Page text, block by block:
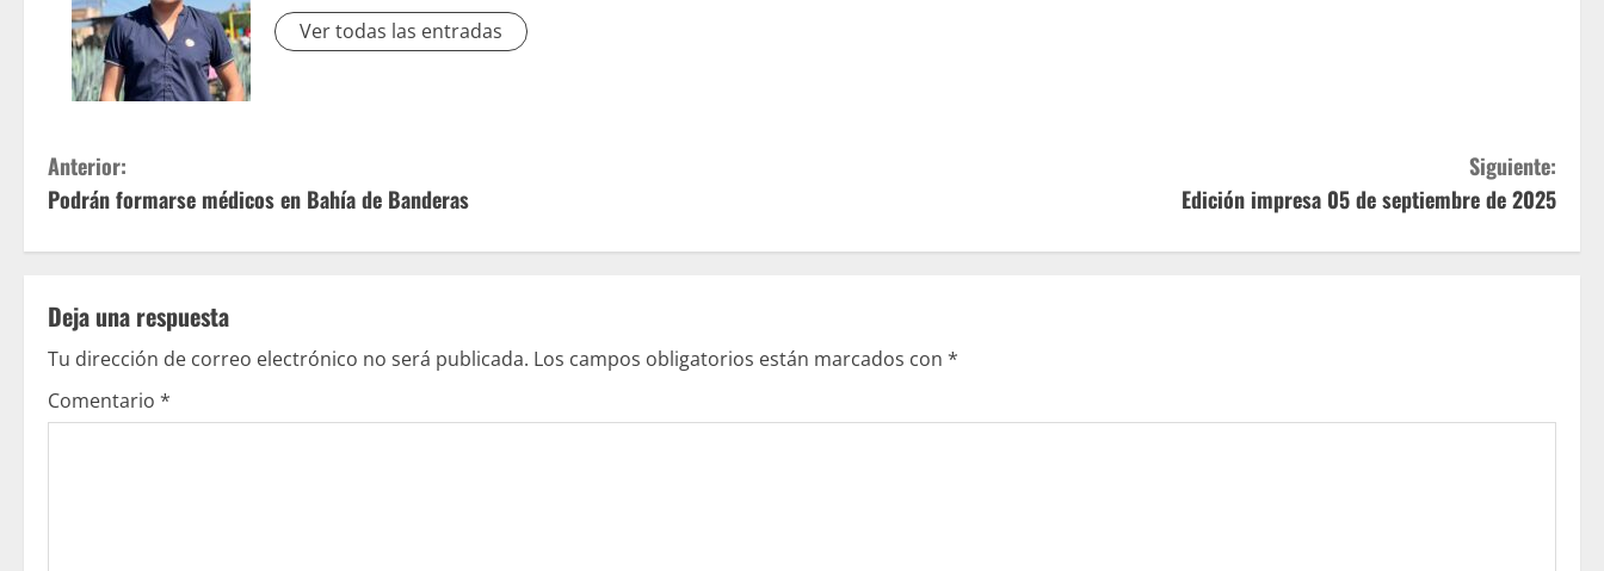
Ver todas las entradas
S
i
g
u
e
l
Anterior:
Podrán formarse médicos en Bahía de Banderas
Siguiente:
Edición impresa 05 de septiembre de 2025
Deja una respuesta
Tu dirección de correo electrónico no será publicada. Los campos obligatorios están marcados con *
Comentario *